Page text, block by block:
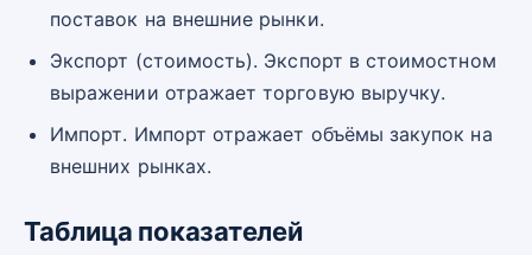
поставок на внешние рынки.
Экспорт (стоимость). Экспорт в стоимостном
выражении отражает торговую выручку.
Импорт. Импорт отражает объёмы закупок на
внешних рынках.
Таблица показателей